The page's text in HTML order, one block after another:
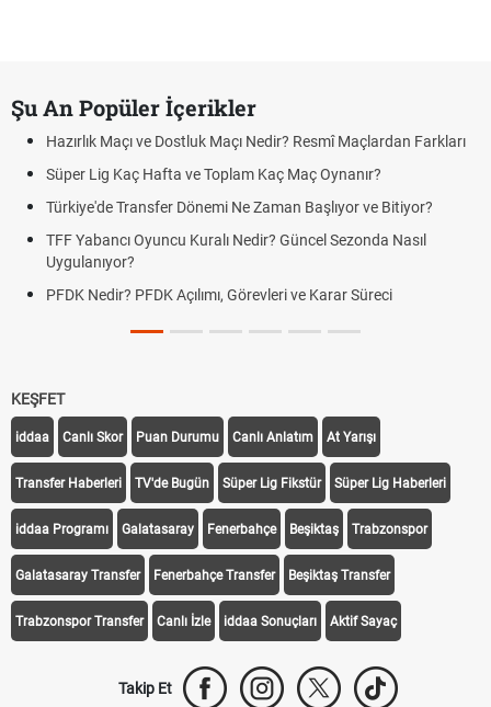
Şu An Popüler İçerikler
Hazırlık Maçı ve Dostluk Maçı Nedir? Resmî Maçlardan Farkları
Süper Lig Kaç Hafta ve Toplam Kaç Maç Oynanır?
Türkiye'de Transfer Dönemi Ne Zaman Başlıyor ve Bitiyor?
TFF Yabancı Oyuncu Kuralı Nedir? Güncel Sezonda Nasıl
Uygulanıyor?
PFDK Nedir? PFDK Açılımı, Görevleri ve Karar Süreci
KEŞFET
iddaa Canlı Skor Puan Durumu Canlı Anlatım At Yarışı
Transfer Haberleri TV'de Bugün Süper Lig Fikstür Süper Lig Haberleri
iddaa Programı Galatasaray Fenerbahçe Beşiktaş Trabzonspor
Galatasaray Transfer Fenerbahçe Transfer Beşiktaş Transfer
Trabzonspor Transfer Canlı İzle iddaa Sonuçları Aktif Sayaç
Takip Et